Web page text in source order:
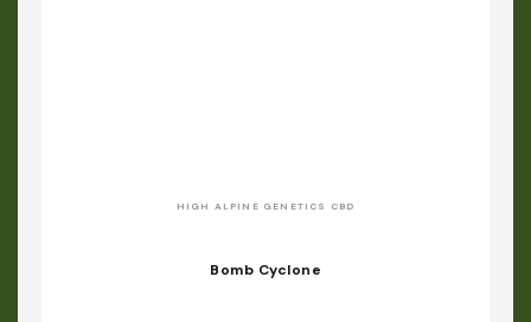
HIGH ALPINE GENETICS CBD
Bomb Cyclone